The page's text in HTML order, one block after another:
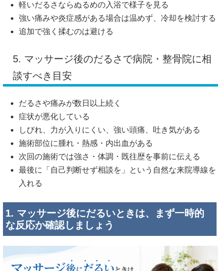
軽いだるさならぬるめの入浴で様子を見る
強い痛みや炎症感がある場合は温めず、冷却を検討する
追加で強く揉むのは避ける
5. マッサージ後のだるさで病院・整骨院に相
談すべき目安
だるさや痛みが数日以上続く
症状が悪化している
しびれ、力が入りにくい、強い頭痛、吐き気がある
施術部位に腫れ・熱感・内出血がある
次回の施術では強さ・体調・既往歴を事前に伝える
最後に「自己判断せず相談を」という自然な来院導線を
入れる
1. マッサージ後にだるいときは、まず一時的
な反応か確認しましょう